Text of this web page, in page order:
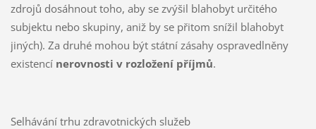
zdrojů dosáhnout toho, aby se zvýšil blahobyt určitého
subjektu nebo skupiny, aniž by se přitom snížil blahobyt
jiných). Za druhé mohou být státní zásahy ospravedlněny
existencí nerovnosti v rozložení příjmů.
Selhávání trhu zdravotnických služeb